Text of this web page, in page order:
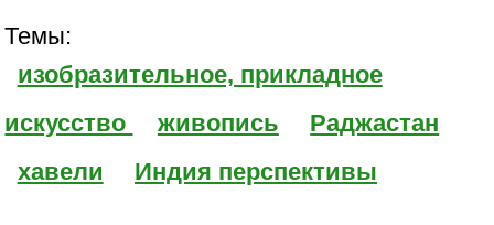
Темы:
изобразительное, прикладное
искусство
живопись
Раджастан
хавели
Индия перспективы